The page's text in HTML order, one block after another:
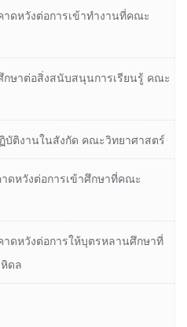
ดหวังต่อการเข้าทำงานที่คณะ
กษาต่อสิ่งสนับสนุนการเรียนรู้ คณะ
บัติงานในสังกัด คณะวิทยาศาสตร์
ดหวังต่อการเข้าศึกษาที่คณะ
ดหวังต่อการให้บุตรหลานศึกษาที่
ดล